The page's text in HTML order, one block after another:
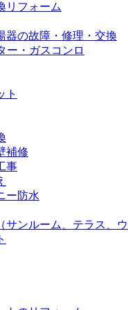
リフォーム
器の故障・修理・交換
ー・ガスコンロ
ト
補修
事
ー防水
サンルーム、テラス、ウ